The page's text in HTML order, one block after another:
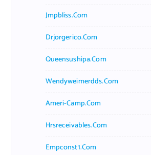
Jmpbliss.com
Drjorgerico.com
Queensushipa.com
Wendyweimerdds.com
Ameri-Camp.com
Hrsreceivables.com
Empconst1.com